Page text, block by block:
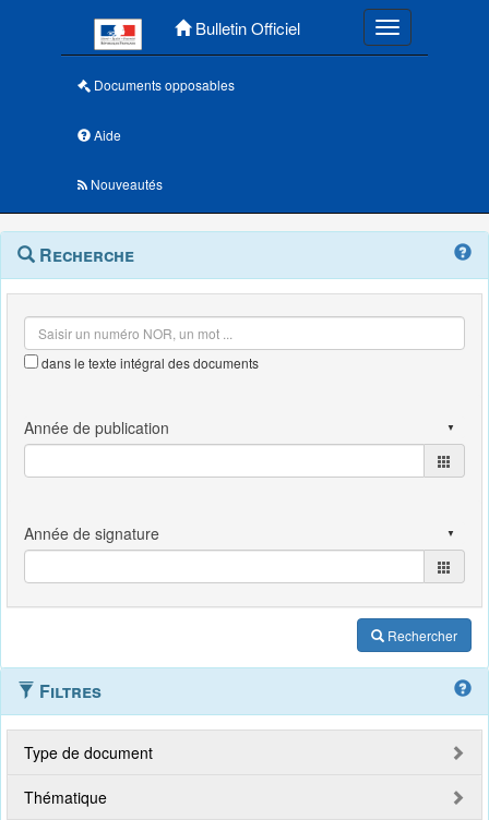
Bulletin Officiel Toggle
Documents opposables
Aide
Nouveautés
Navigation
outils
Menu
contextuel
Recherche
dans le texte intégral des documents
Rechercher
Filtres
Type de document
Thématique